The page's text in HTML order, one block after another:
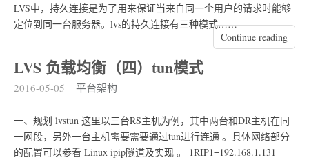
LVS中，持久连接是为了用来保证当来自同一个用户的请求时能够
定位到同一台服务器。lvs的持久连接有三种模式……
Continue reading
LVS 负载均衡（四）tun模式
2016-05-05 | 平台架构
一、规划 lvstun 这里以三台RS主机为例，其中两台和DR主机在同
一网段，另外一台主机需要需要通过tun进行连通 。具体网络部分
的配置可以参看 Linux ipip隧道及实现 。 1RIP1=192.168.1.131